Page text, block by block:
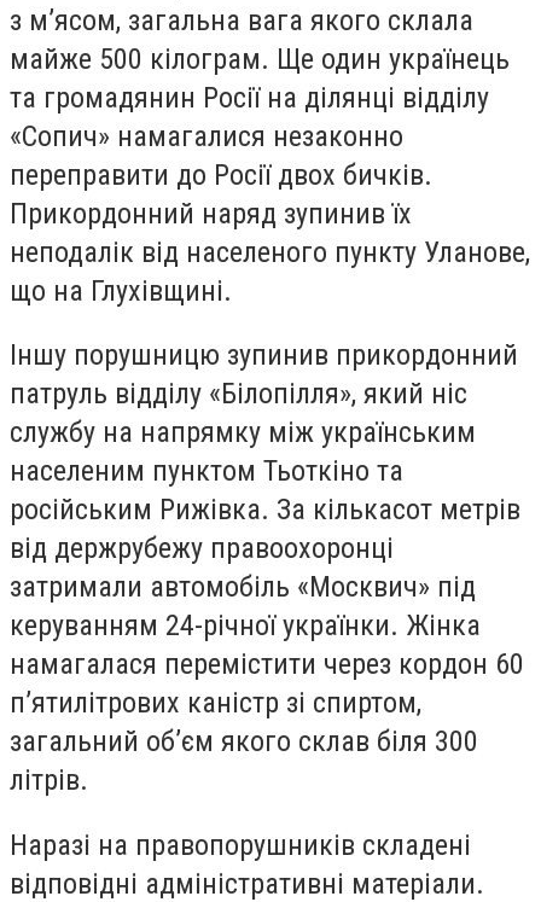
з м’ясом, загальна вага якого склала
майже 500 кілограм. Ще один українець
та громадянин Росії на ділянці відділу
«Сопич» намагалися незаконно
переправити до Росії двох бичків.
Прикордонний наряд зупинив їх
неподалік від населеного пункту Уланове,
що на Глухівщині.
Іншу порушницю зупинив прикордонний
патруль відділу «Білопілля», який ніс
службу на напрямку між українським
населеним пунктом Тьоткіно та
російським Рижівка. За кількасот метрів
від держрубежу правоохоронці
затримали автомобіль «Москвич» під
керуванням 24-річної українки. Жінка
намагалася перемістити через кордон 60
п’ятилітрових каністр зі спиртом,
загальний об’єм якого склав біля 300
літрів.
Наразі на правопорушників складені
відповідні адміністративні матеріали.